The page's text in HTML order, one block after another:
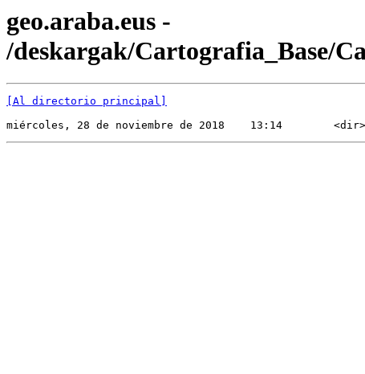
geo.araba.eus -
/deskargak/Cartografia_Base/
[Al directorio principal]
miércoles, 28 de noviembre de 2018    13:14